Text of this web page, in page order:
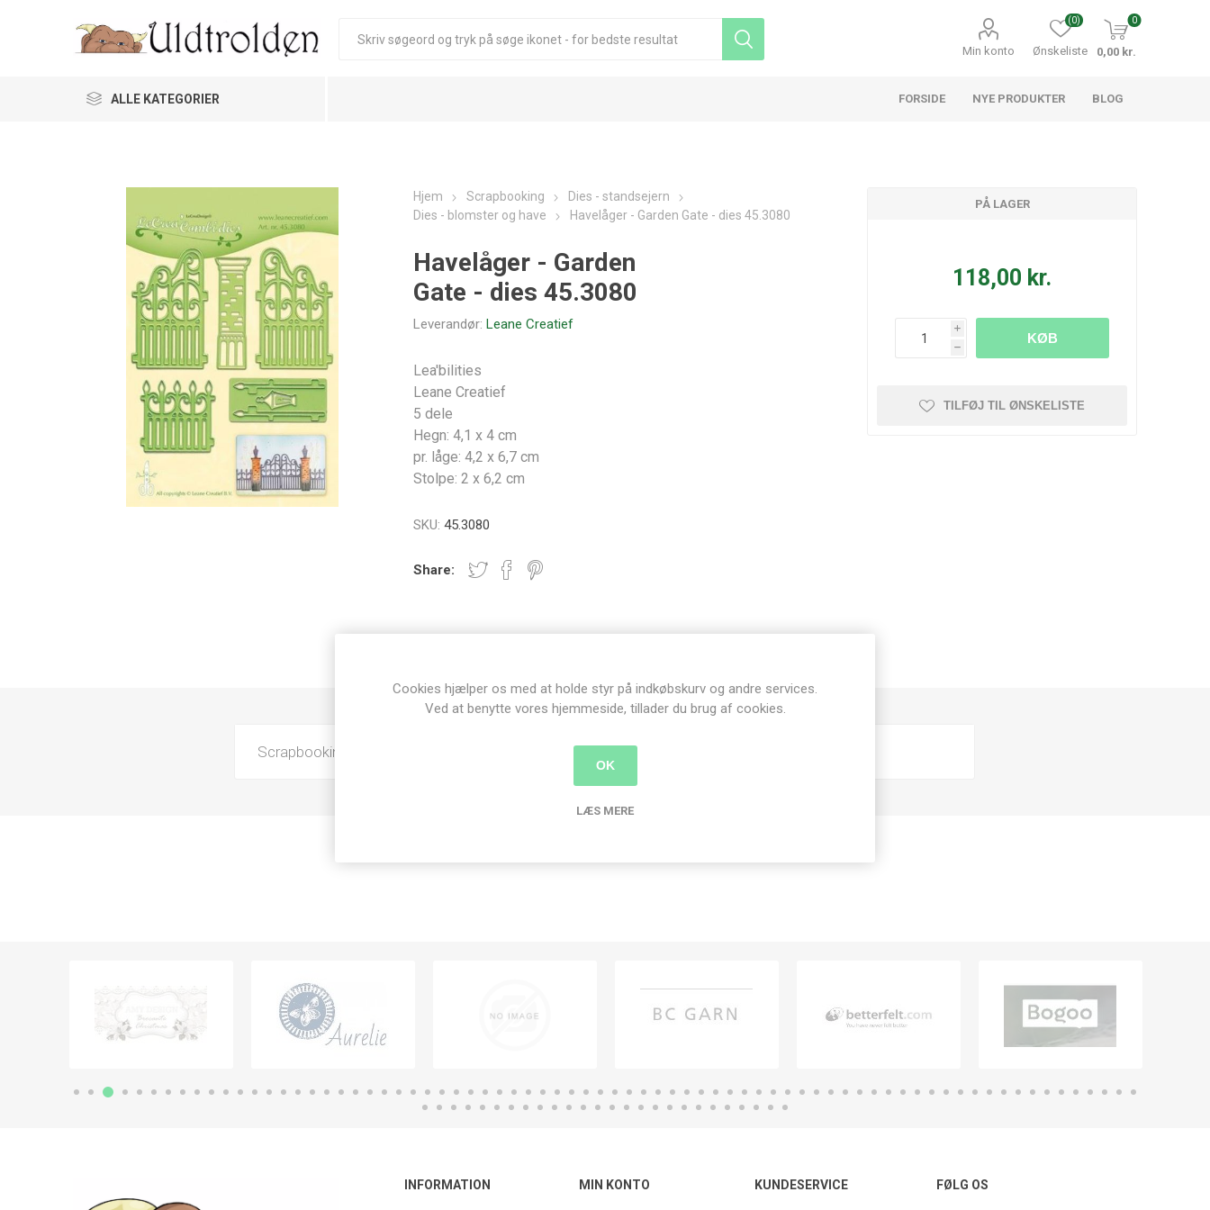
Min konto Ønskeliste
(0) 0
0,00 kr.
ALLE KATEGORIER FORSIDE NYE PRODUKTER BLOG
Hjem Scrapbooking
Dies - standsejern
Dies - blomster og have
Havelåger - Garden Gate - dies 45.3080
Havelåger - Garden
Gate - dies 45.3080
Leverandør: Leane Creatief
Lea'bilities
Leane Creatief
5 dele
Hegn: 4,1 x 4 cm
pr. låge: 4,2 x 6,7 cm
Stolpe: 2 x 6,2 cm
SKU: 45.3080
Share:
PÅ LAGER
118,00 kr.
i
h
KØB
TILFØJ TIL ØNSKELISTE
Scrapbooking
INFORMATION MIN KONTO KUNDESERVICE FØLG OS
Cookies hjælper os med at holde styr på indkøbskurv og andre services.
Ved at benytte vores hjemmeside, tillader du brug af cookies.
OK
LÆS MERE